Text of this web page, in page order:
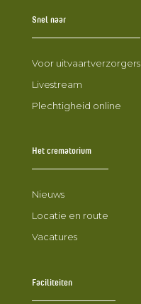
Snel naar
Voor uitvaartverzorgers
Livestream
Plechtigheid online
Het crematorium
Nieuws
Locatie en route
Vacatures
Faciliteiten